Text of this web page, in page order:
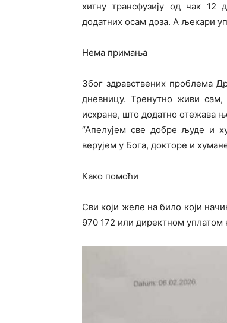
хитну трансфузију од чак 12
додатних осам доза. А љекари
Нема примања
Због здравствених проблема
дневницу. Тренутно живи
исхране, што додатно отежава
“Апелујем све добре људе и
верујем у Бога, докторе и
Како помоћи
Сви који желе на било који
970 172 или директном уплатом